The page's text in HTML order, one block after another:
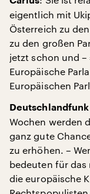
eigentlich mit
Österreich zu
zu den großen
jetzt schon und
Europäische
Europäischen
Wochen werden
ganz gute
zu erhöhen. –
bedeuten für
die europäische